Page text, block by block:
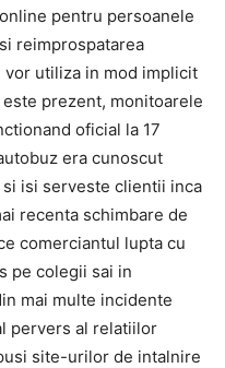
pentru persoanele
reimprospatarea
utiliza in mod implicit
prezent, monitoarele
oficial la 17
era cunoscut
isi serveste clientii inca
recenta schimbare de
comerciantul lupta cu
pe colegii sai in
mai multe incidente
pervers al relatiilor
site-urilor de intalnire